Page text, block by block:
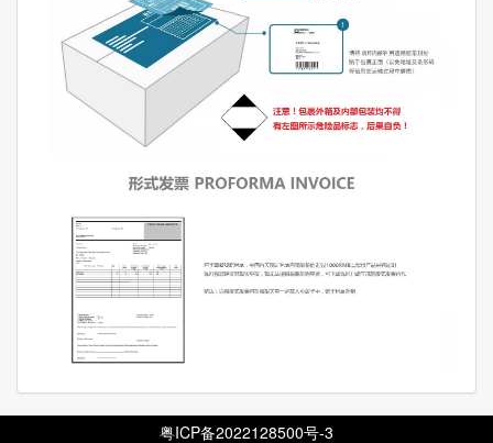
粤ICP备2022128500号-3